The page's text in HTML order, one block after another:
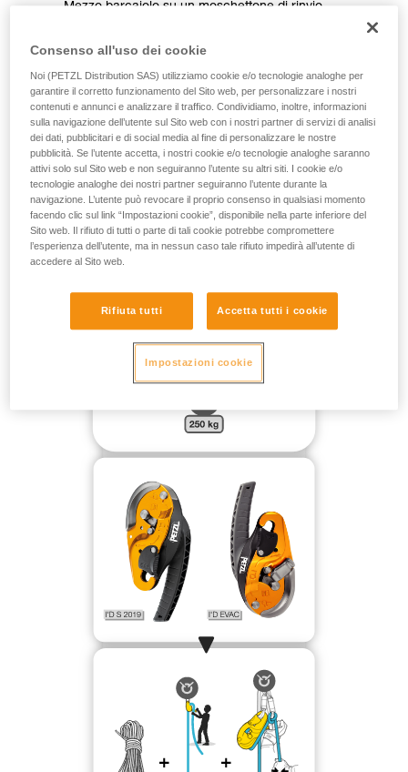
Mezzo barcaiolo su un moschettone di rinvio
Utilizzo da parte di due operatori (esclusivamente su
Nelle situazioni più critiche, è necessario utilizzare insieme
queste tre tecniche.
PER UNA MASSA FINO A 250 KG NEL VUOTO SENZA
PUNTO DI RINVIO:
Consenso all'uso dei cookie
Noi (PETZL Distribution SAS) utilizziamo cookie e/o tecnologie analoghe per
garantire il corretto funzionamento del Sito web, per personalizzare i nostri
contenuti e annunci e analizzare il traffico. Condividiamo, inoltre, informazioni
sulla navigazione dell’utente sul Sito web con i nostri partner di servizi di analisi
dei dati, pubblicitari e di social media al fine di personalizzare le nostre
pubblicità. Se l’utente accetta, i nostri cookie e/o tecnologie analoghe saranno
attivi solo sul Sito web e non seguiranno l’utente su altri siti. I cookie e/o
tecnologie analoghe dei nostri partner seguiranno l’utente durante la
navigazione. L’utente può revocare il proprio consenso in qualsiasi momento
facendo clic sul link “Impostazioni cookie”, disponibile nella parte inferiore del
Sito web. Il rifiuto di tutti o parte di tali cookie potrebbe compromettere
l’esperienza dell’utente, ma in nessun caso tale rifiuto impedirà all’utente di
accedere al Sito web.
Rifiuta tutti Accetta tutti i cookie
Impostazioni cookie